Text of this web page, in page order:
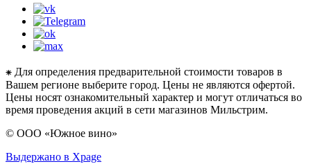
⁕ Для определения предварительной стоимости товаров в
Вашем регионе выберите город. Цены не являются офертой.
Цены носят ознакомительный характер и могут отличаться во
время проведения акций в сети магазинов Мильстрим.
© ООО «Южное вино»
Выдержано в Xpage